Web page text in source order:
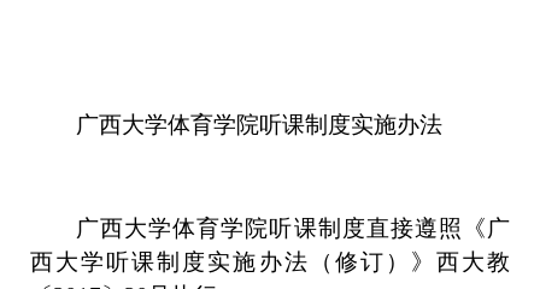
广西大学体育学院听课制度实施办法
广西大学体育学院听课制度直接遵照《广
西大学听课制度实施办法（修订）》西大教